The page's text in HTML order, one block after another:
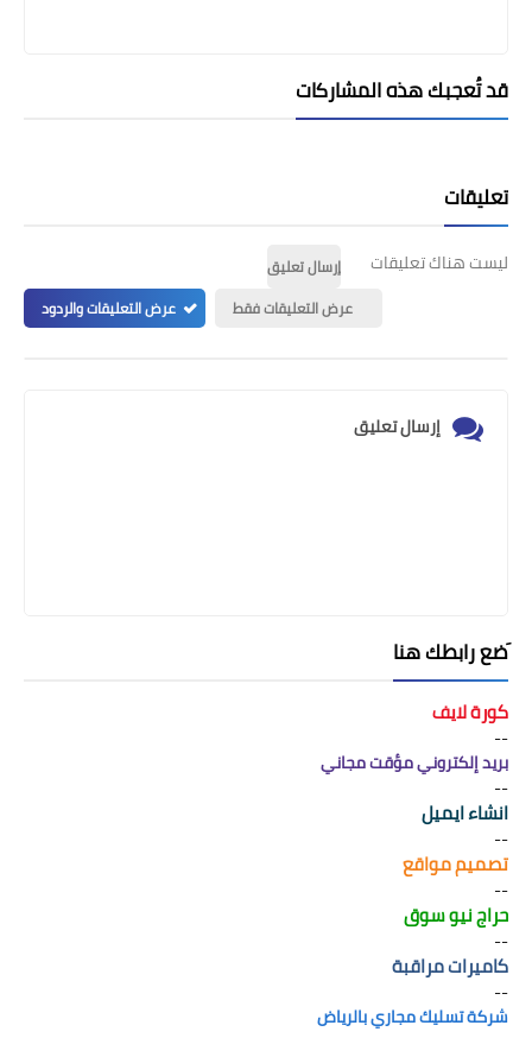
قد تُعجبك هذه المشاركات
تعليقات
ليست هناك تعليقات
إرسال تعليق
عرض التعليقات فقط
عرض التعليقات والردود
إرسال تعليق
َضع رابطك هنا
كورة لايف
--
بريد إلكتروني مؤقت مجاني
--
انشاء ايميل
--
تصميم مواقع
--
حراج نيو سوق
--
كاميرات مراقبة
--
شركة تسليك مجاري بالرياض